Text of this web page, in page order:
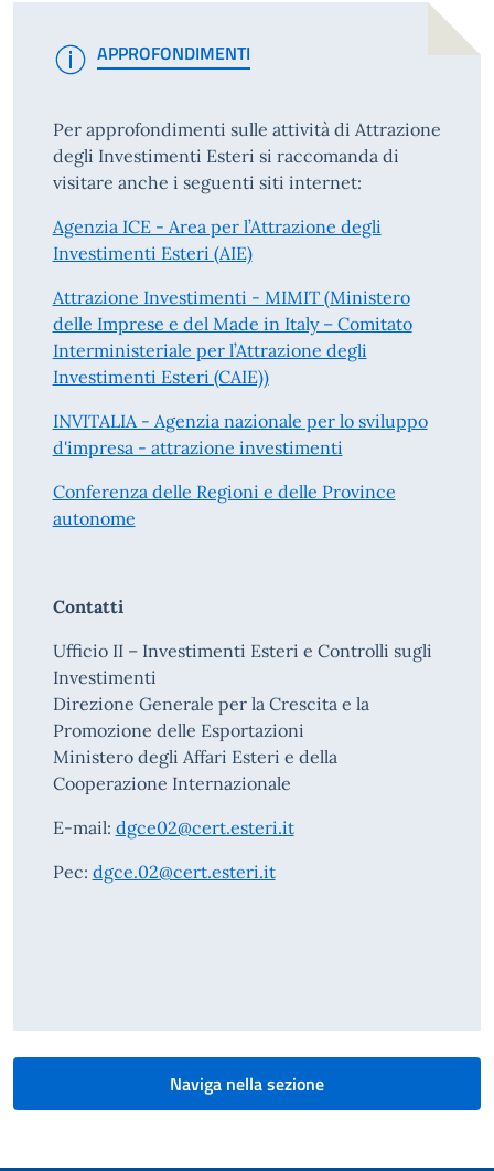
APPROFONDIMENTI
Per approfondimenti sulle attività di Attrazione
degli Investimenti Esteri si raccomanda di
visitare anche i seguenti siti internet:
Agenzia ICE - Area per l’Attrazione degli
Investimenti Esteri (AIE)
Attrazione Investimenti - MIMIT (Ministero
delle Imprese e del Made in Italy – Comitato
Interministeriale per l’Attrazione degli
Investimenti Esteri (CAIE))
INVITALIA - Agenzia nazionale per lo sviluppo
d'impresa - attrazione investimenti
Conferenza delle Regioni e delle Province
autonome
Contatti
Ufficio II – Investimenti Esteri e Controlli sugli
Investimenti
Direzione Generale per la Crescita e la
Promozione delle Esportazioni
Ministero degli Affari Esteri e della
Cooperazione Internazionale
E-mail: dgce02@cert.esteri.it
Pec: dgce.02@cert.esteri.it
Naviga nella sezione